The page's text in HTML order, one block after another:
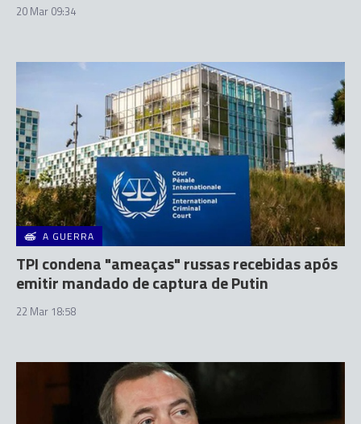
20 Mar 09:34
A GUERRA
TPI condena "ameaças" russas recebidas após
emitir mandado de captura de Putin
22 Mar 18:58